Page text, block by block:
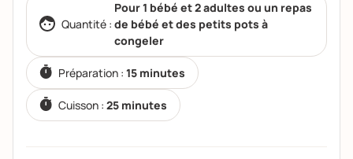
Quantité :
Pour 1 bébé et 2 adultes ou un repas
de bébé et des petits pots à
congeler
Préparation :15 minutes
Cuisson :25 minutes